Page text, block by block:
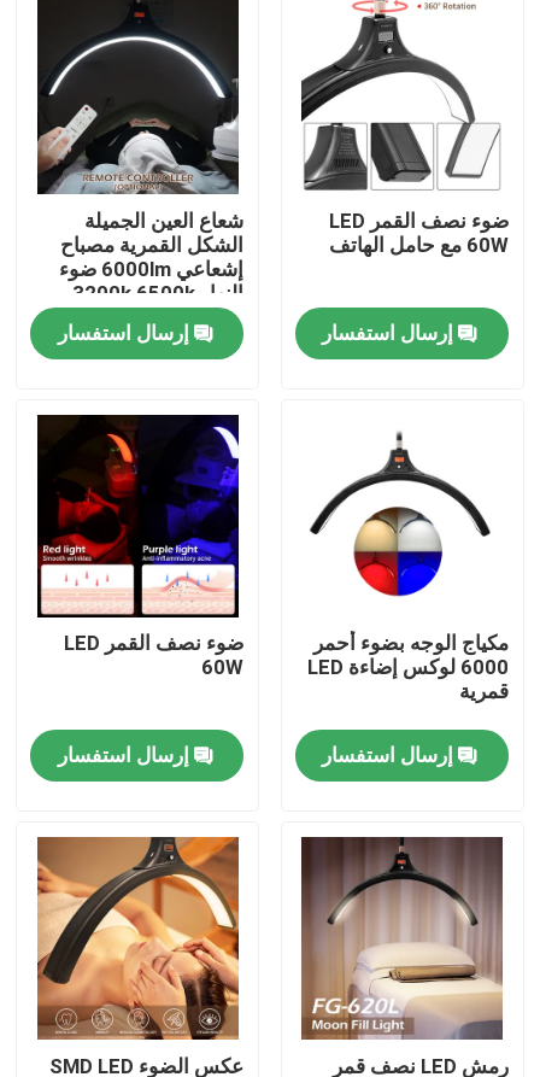
فيديوهات
جولة في المصنع
مراقبة الجودة
اتصل بنا
أخبار
القضايا
أضواء استوديو فيديو LED
ضوء نصف القمر LED
60W مع حامل الهاتف
إرسال استفسار
شعاع العين الجميلة
الشكل القمرية مصباح
إشعاعي 6000lm ضوء
النهار 3200k 6500k
إرسال استفسار
مكياج الوجه بضوء أحمر
6000 لوكس إضاءة LED
قمرية
إرسال استفسار
ضوء نصف القمر LED
60W
إرسال استفسار
رمش LED نصف قمر عكس الضوء SMD LED